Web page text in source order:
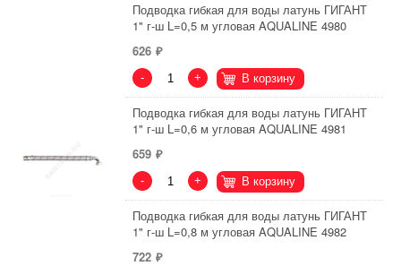
Подводка гибкая для воды латунь ГИГАНТ
1" г-ш L=0,5 м угловая AQUALINE 4980
626
- + В корзину
Подводка гибкая для воды латунь ГИГАНТ
1" г-ш L=0,6 м угловая AQUALINE 4981
659
- + В корзину
Подводка гибкая для воды латунь ГИГАНТ
1" г-ш L=0,8 м угловая AQUALINE 4982
722